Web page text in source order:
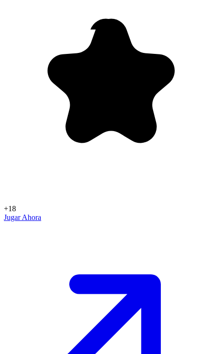
+18
Jugar Ahora